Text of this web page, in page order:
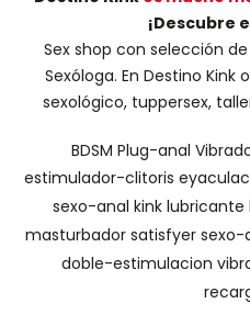
¡Descubre
Sex shop con selección
Sexóloga. En Destino
sexológico, tuppersex,
BDSM Plug-anal
estimulador-clitoris
sexo-anal kink lubricante
masturbador satisfyer sexo-
doble-estimulacion